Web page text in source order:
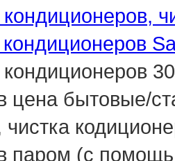
цена бытовые/
паром (с